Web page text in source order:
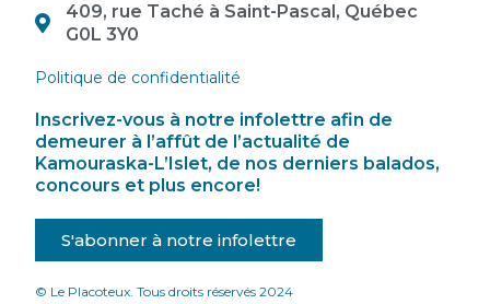
409, rue Taché à Saint-Pascal, Québec
G0L 3Y0
Politique de confidentialité
Inscrivez-vous à notre infolettre afin de
demeurer à l’affût de l’actualité de
Kamouraska-L’Islet, de nos derniers balados,
concours et plus encore!
S'abonner à notre infolettre
© Le Placoteux. Tous droits réservés 2024